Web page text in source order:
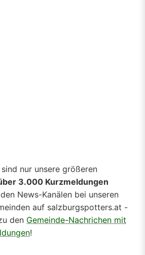
nur unsere größeren
3.000 Kurzmeldungen
News-Kanälen bei unseren
auf salzburgspotters.at -
den Gemeinde-Nachrichen mit
!